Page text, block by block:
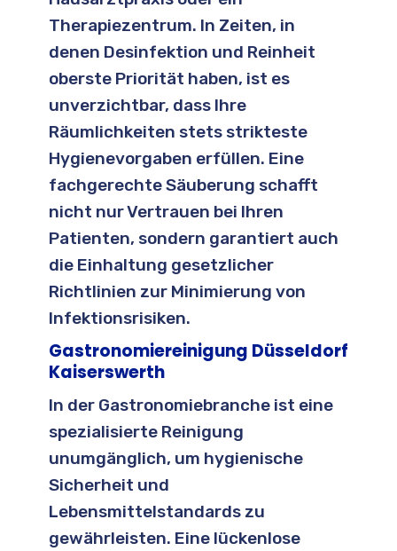
Therapiezentrum. In Zeiten, in
denen Desinfektion und Reinheit
oberste Priorität haben, ist es
unverzichtbar, dass Ihre
Räumlichkeiten stets strikteste
Hygienevorgaben erfüllen. Eine
fachgerechte Säuberung schafft
nicht nur Vertrauen bei Ihren
Patienten, sondern garantiert auch
die Einhaltung gesetzlicher
Richtlinien zur Minimierung von
Infektionsrisiken.
Gastronomiereinigung Düsseldorf
Kaiserswerth
In der Gastronomiebranche ist eine
spezialisierte Reinigung
unumgänglich, um hygienische
Sicherheit und
Lebensmittelstandards zu
gewährleisten. Eine lückenlose